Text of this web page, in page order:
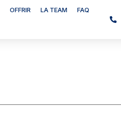
OFFRIR LA TEAM FAQ